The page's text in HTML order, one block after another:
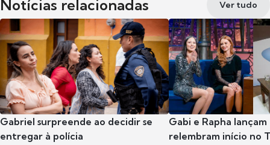
Notícias relacionadas Ver tudo
Gabriel surpreende ao decidir se
entregar à polícia
Gabi e Rapha
relembram início no